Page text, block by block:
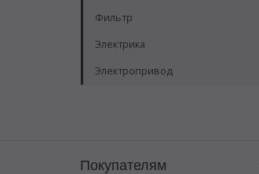
Фильтр
Электрика
Электропривод
Покупателям